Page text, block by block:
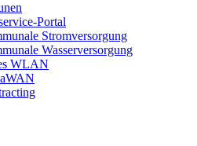
Portal
Stromversorgung
Wasserversorgung
WLAN